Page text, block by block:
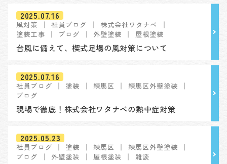
2025.07.16
風対策 社員ブログ
株式会社ワタナベ
塗装工事
ブログ 外壁塗装 屋根塗装
台風に備えて、楔式足場の風対策について
2025.07.16
社員ブログ 塗装 練馬区
練馬区外壁塗装
ブログ
現場で徹底！株式会社ワタナベの熱中症対策
2025.05.23
社員ブログ 塗装 練馬区
練馬区外壁塗装
ブログ
外壁塗装 屋根塗装 雑談